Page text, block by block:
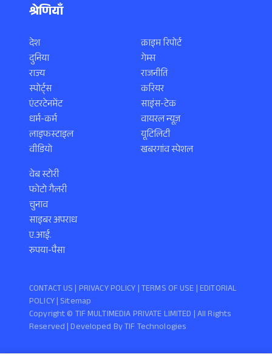
श्रेणियाँ
देश
दुनिया
राज्य
स्पोर्ट्स
एंटरटेनमेंट
धर्म-कर्म
लाइफस्टाइल
वीडियो
क्राइम रिपोर्ट
गेम्स
राजनीति
करियर
साइंस-टेक
वायरल न्यूज़
यूटिलिटी
खबरगांव स्पेशल
वेब स्टोरी
फोटो गैलरी
चुनाव
साइबर अपराध
ए.आई.
रुपया-पैसा
Copyright ©️ TIF MULTIMEDIA PRIVATE LIMITED | All Rights
Reserved | Developed ByTIF Technologies
CONTACT US | PRIVACY POLICY |TERMS OF USE | EDITORIAL
POLICY| Sitemap